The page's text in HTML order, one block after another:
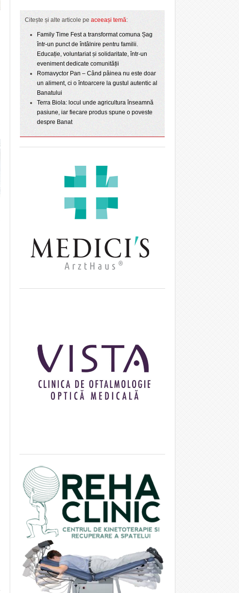
Citește și alte articole pe aceeași temă:
Family Time Fest a transformat comuna Șag
într-un punct de întâlnire pentru familii.
Educație, voluntariat și solidaritate, într-un
eveniment dedicate comunității
Romavyctor Pan – Când pâinea nu este doar
un aliment, ci o întoarcere la gustul autentic al
Banatului
Terra Biola: locul unde agricultura înseamnă
pasiune, iar fiecare produs spune o poveste
despre Banat